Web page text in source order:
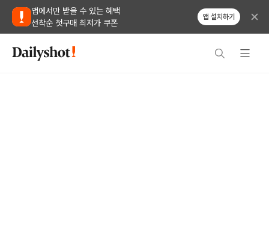
앱에서만 받을 수 있는 혜택
선착순 첫구매 최저가 쿠폰
앱 설치하기